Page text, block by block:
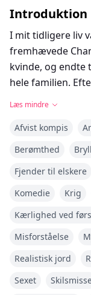
Introduktion
I mit tidligere liv
fremhævede
kvinde, og
hele familien.
det ligge og
mærkelig,
hjem i mit
forråde ham?
vil hade mig og
"Drøm videre,"
døde." Jeg
snart vil møde
de, og jeg
Ikke alene ville
Læs mindre
Afvist kompis
Berømthed
Fjender til elskere
Komedie
Krig
Kærlighed ved
Misforståelse
Realistisk jord
Sexet